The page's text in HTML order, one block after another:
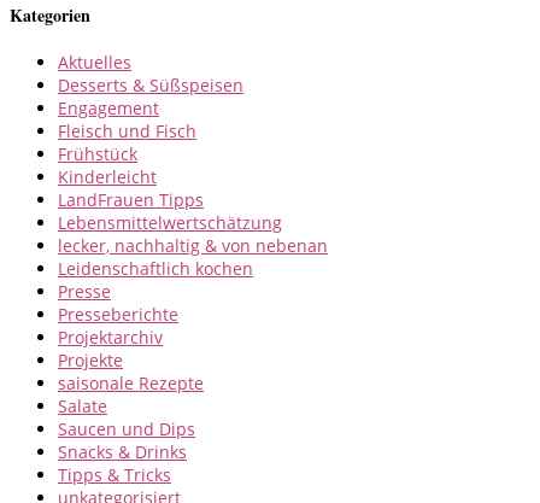
Kategorien
Aktuelles
Desserts & Süßspeisen
Engagement
Fleisch und Fisch
Frühstück
Kinderleicht
LandFrauen Tipps
Lebensmittelwertschätzung
lecker, nachhaltig & von nebenan
Leidenschaftlich kochen
Presse
Presseberichte
Projektarchiv
Projekte
saisonale Rezepte
Salate
Saucen und Dips
Snacks & Drinks
Tipps & Tricks
unkategorisiert